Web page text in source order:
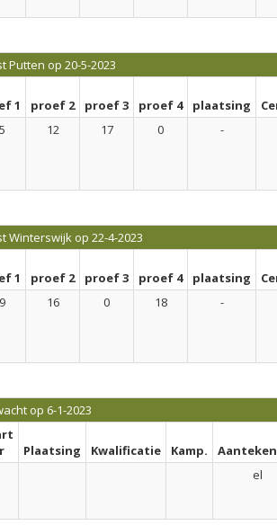
op 20-5-2023
1 proef 2 proef 3 proef 4 plaatsing
12 17 0 -
op 22-4-2023
1 proef 2 proef 3 proef 4 plaatsing
16 0 18 -
op 6-1-2023
Plaatsing Kwalificatie Kamp.
el